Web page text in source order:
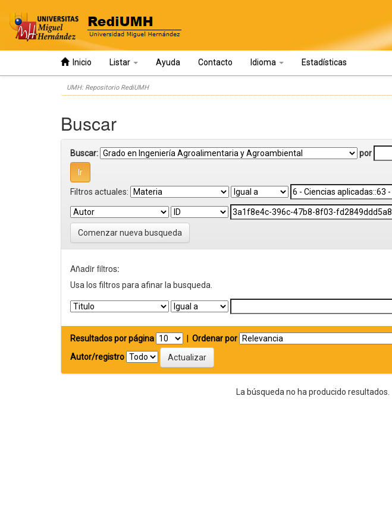
Inicio Listar Ayuda Contacto Idioma Estadísticas
UMH: Repositorio RediUMH
Buscar
Buscar: por
Filtros actuales:
Comenzar nueva busqueda
Añadir filtros:
Usa los filtros para afinar la busqueda.
Resultados por página Ordenar por
Autor/registro
La búsqueda no ha producido resultados.